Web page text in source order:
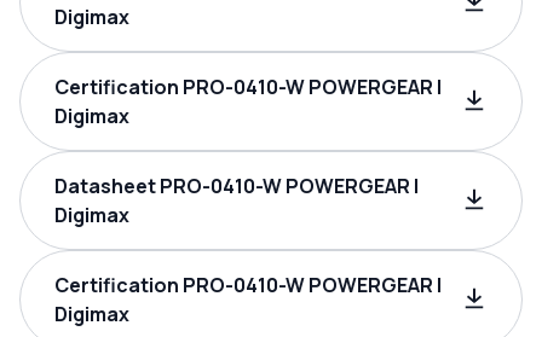
Digimax
Certification PRO-0410-W POWERGEAR |
Digimax
Datasheet PRO-0410-W POWERGEAR |
Digimax
Certification PRO-0410-W POWERGEAR |
Digimax